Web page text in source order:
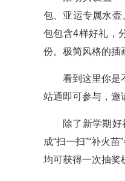
包、亚运专属水壶
包包含4样好礼，
份。极简风格的插
看到这里你是
站通即可参与，邀
除了新学期
成“扫一扫”“补火
均可获得一次抽奖